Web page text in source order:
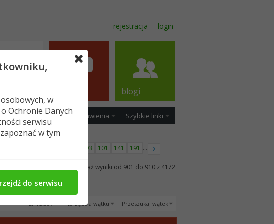
rejestracja login
Spełeczność Ustawienia Szybkie linki
blogi
93 101 141 191 ...
Pokaż wyniki od 901 do 910 z 4172
LinkBack Narzędzia wątku Przeszukaj wątek
w
Ochronie Danych
serwisu
w tym
do serwisu